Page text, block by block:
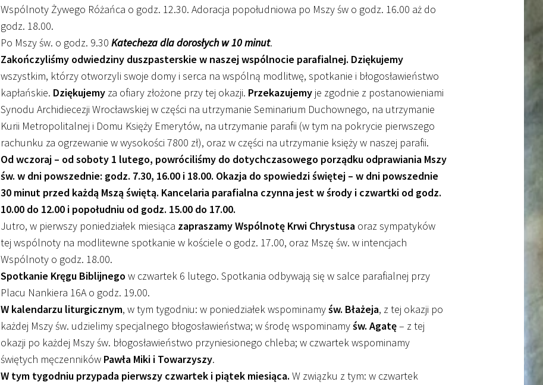
Wspólnoty Żywego Różańca o godz. 12.30. Adoracja popołudniowa po Mszy św o godz. 16.00 aż do
godz. 18.00.
Po Mszy św. o godz. 9.30 Katecheza dla dorosłych w 10 minut.
Zakończyliśmy odwiedziny duszpasterskie w naszej wspólnocie parafialnej. Dziękujemy
wszystkim, którzy otworzyli swoje domy i serca na wspólną modlitwę, spotkanie i błogosławieństwo
kapłańskie. Dziękujemy za ofiary złożone przy tej okazji. Przekazujemy je zgodnie z postanowieniami
Synodu Archidiecezji Wrocławskiej w części na utrzymanie Seminarium Duchownego, na utrzymanie
Kurii Metropolitalnej i Domu Księży Emerytów, na utrzymanie parafii (w tym na pokrycie pierwszego
rachunku za ogrzewanie w wysokości 7800 zł), oraz w części na utrzymanie księży w naszej parafii.
Od wczoraj – od soboty 1 lutego, powróciliśmy do dotychczasowego porządku odprawiania Mszy
św. w dni powszednie: godz. 7.30, 16.00 i 18.00. Okazja do spowiedzi świętej – w dni powszednie
30 minut przed każdą Mszą świętą. Kancelaria parafialna czynna jest w środy i czwartki od godz.
10.00 do 12.00 i popołudniu od godz. 15.00 do 17.00.
Jutro, w pierwszy poniedziałek miesiąca zapraszamy Wspólnotę Krwi Chrystusa oraz sympatyków
tej wspólnoty na modlitewne spotkanie w kościele o godz. 17.00, oraz Mszę św. w intencjach
Wspólnoty o godz. 18.00.
Spotkanie Kręgu Biblijnegow czwartek 6 lutego. Spotkania odbywają się w salce parafialnej przy
Placu Nankiera 16A o godz. 19.00.
W kalendarzu liturgicznym, w tym tygodniu: w poniedziałek wspominamyśw. Błażeja, z tej okazji po
każdej Mszy św. udzielimy specjalnego błogosławieństwa; w środę wspominamyśw. Agatę– z tej
okazji po każdej Mszy św. błogosławieństwo przyniesionego chleba; w czwartek wspominamy
świętych męczenników Pawła Miki i Towarzyszy.
W tym tygodniu przypada pierwszy czwartek i piątek miesiąca. W związku z tym: w czwartek